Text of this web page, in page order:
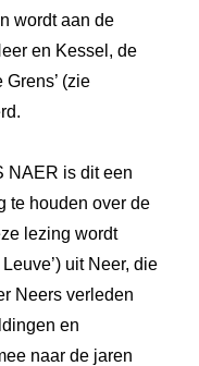
wordt aan de
en Kessel, de
(zie
NAER is dit een
te houden over de
lezing wordt
uit Neer, die
Neers verleden
en
naar de jaren